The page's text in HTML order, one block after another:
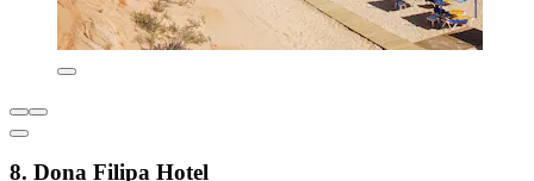
8. Dona Filipa Hotel